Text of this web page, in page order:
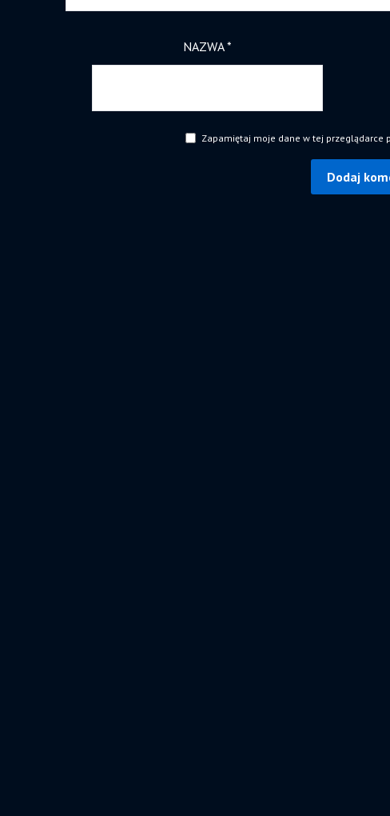
NAZWA*
Zapamiętaj moje dane w tej przeglądarce